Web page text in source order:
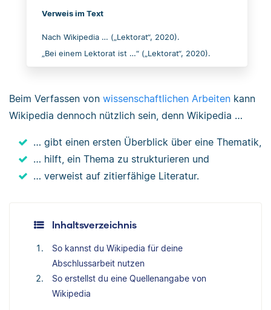
Verweis im Text
Nach Wikipedia … („Lektorat“, 2020).
„Bei einem Lektorat ist …“ („Lektorat“, 2020).
Beim Verfassen von wissenschaftlichen Arbeiten kann
Wikipedia dennoch nützlich sein, denn Wikipedia …
… gibt einen ersten Überblick über eine Thematik,
… hilft, ein Thema zu strukturieren und
… verweist auf zitierfähige Literatur.
Inhaltsverzeichnis
So kannst du Wikipedia für deine
Abschlussarbeit nutzen
So erstellst du eine Quellenangabe von
Wikipedia